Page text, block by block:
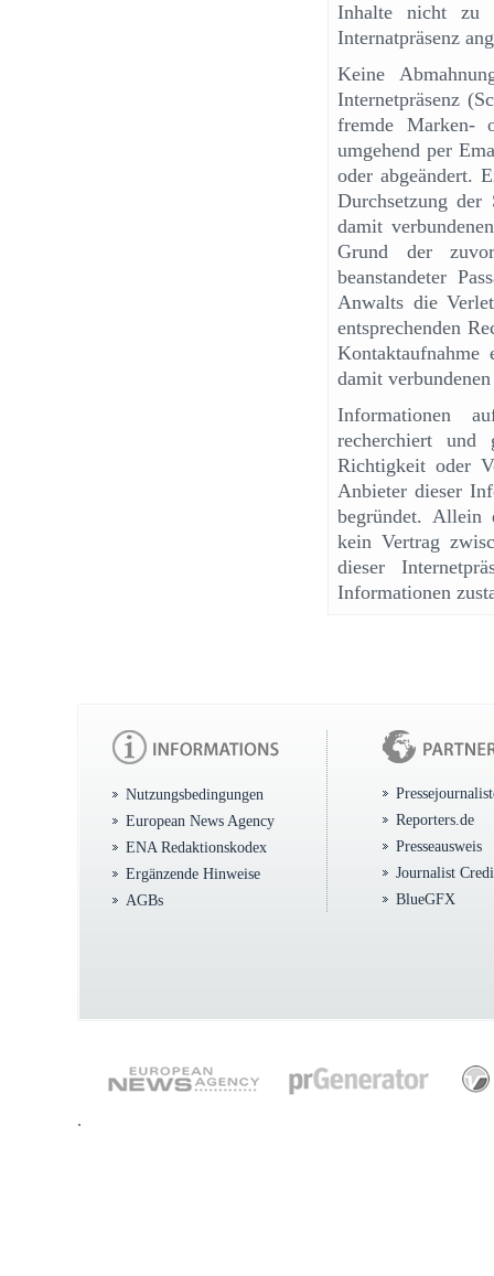
Inhalte nicht zu
Internatpräsenz
Keine
Internetpräsenz
fremde Marken-
umgehend per
oder abgeändert.
Durchsetzung
damit
Grund der
beanstandeter
Anwalts die
entsprechenden
damit
Informationen
recherchiert
Richtigkeit oder
Anbieter dieser
begründet. Allein
kein Vertrag
dieser
Informationen
Nutzungsbedingungen
European News Agency
ENA Redaktionskodex
Ergänzende Hinweise
AGBs
Reporters.de
Presseausweis
Journalist
BlueGFX
.